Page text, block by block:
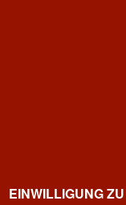
EINWILLIGUNG